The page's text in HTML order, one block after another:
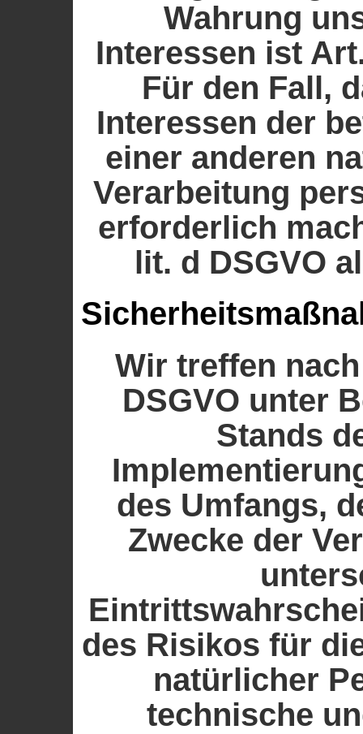
Wahrung
Interessen ist
Für den Fall,
Interessen der
einer anderen
Verarbeitung
erforderlich
lit. d DSGVO
Wir treffen
DSGVO unter
Stands
des Umfangs,
Zwecke der
des Risikos für
natürlicher
technische